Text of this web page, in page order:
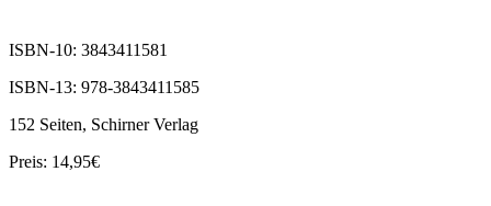
ISBN-10: 3843411581
ISBN-13: 978-3843411585
152 Seiten, Schirner Verlag
Preis: 14,95€